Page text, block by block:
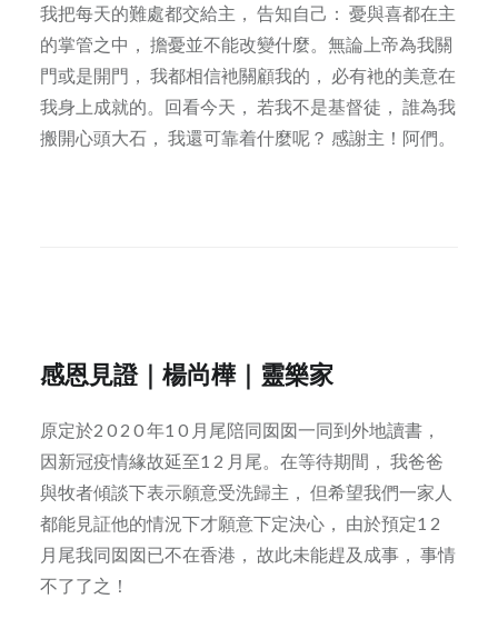
我把每天的難處都交給主， 告知自己： 憂與喜都在主
的掌管之中， 擔憂並不能改變什麼。無論上帝為我關
門或是開門， 我都相信衪關顧我的， 必有衪的美意在
我身上成就的。回看今天， 若我不是基督徒， 誰為我
搬開心頭大石， 我還可靠着什麼呢？ 感謝主！阿們。
感恩見證｜楊尚樺｜靈樂家
原定於2 0 2 0 年1 0 月尾陪同囡囡一同到外地讀書，
因新冠疫情緣故延至1 2 月尾。在等待期間， 我爸爸
與牧者傾談下表示願意受洗歸主， 但希望我們一家人
都能見証他的情況下才願意下定決心， 由於預定1 2
月尾我同囡囡已不在香港， 故此未能趕及成事， 事情
不了了之！